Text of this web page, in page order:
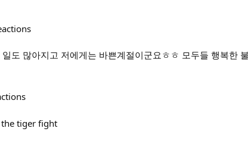
도 많아지고 저에게는 바쁜계절이군요ㅎㅎ 모두들 행복한
tiger fight